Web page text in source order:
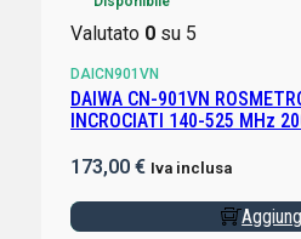
Valutato 0su 5
DAICN901VN
DAIWA CN-901VN ROSMETRO
INCROCIATI 140-525 MHz
173,00 € Iva inclusa